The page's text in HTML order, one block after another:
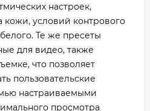
настроек,
кожи, условий контрового
Те же пресеты
для видео, также
что позволяет
пользовательские
настраиваемыми
просмотра